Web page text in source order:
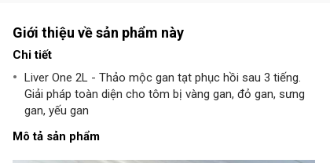
Giới thiệu về sản phẩm này
Chi tiết
Liver One 2L - Thảo mộc gan tạt phục hồi sau 3 tiếng.
Giải pháp toàn diện cho tôm bị vàng gan, đỏ gan, sưng
gan, yếu gan
Mô tả sản phẩm